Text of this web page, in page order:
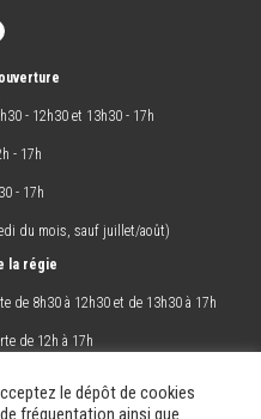
- 12h30 et 13h30 - 17h
- 17h
- 17h
du mois, sauf juillet/août)
la régie
de 8h30 à 12h30 et de 13h30 à 17h
de 12h à 17h
le dépôt de cookies
fréquentation ainsi que